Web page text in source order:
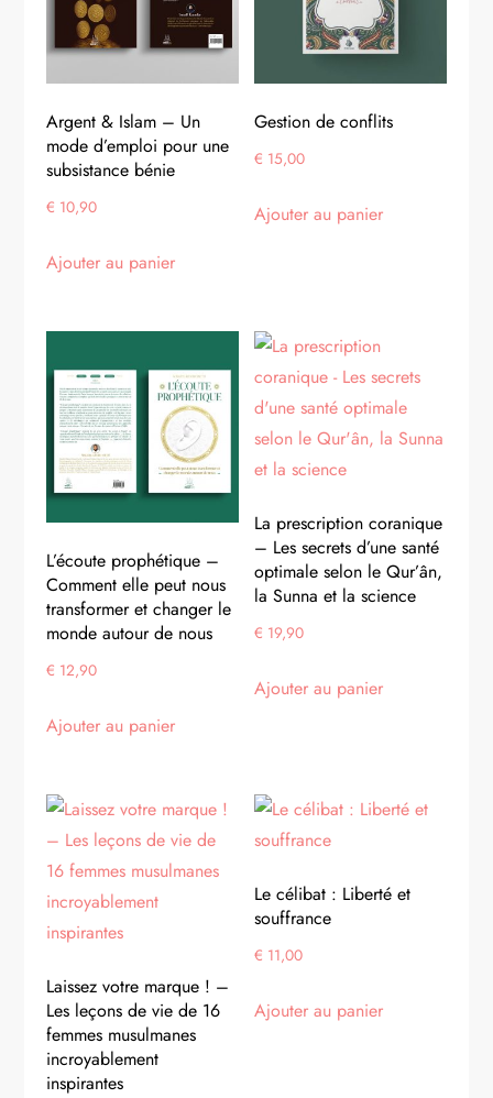
Argent & Islam – Un
mode d’emploi pour une
subsistance bénie
€ 10,90
Ajouter au panier
Gestion de conflits
€ 15,00
Ajouter au panier
L’écoute prophétique –
Comment elle peut nous
transformer et changer le
monde autour de nous
€ 12,90
Ajouter au panier
La prescription coranique
– Les secrets d’une santé
optimale selon le Qur’ân,
la Sunna et la science
€ 19,90
Ajouter au panier
Laissez votre marque ! –
Les leçons de vie de 16
femmes musulmanes
incroyablement
inspirantes
Le célibat : Liberté et
souffrance
€ 11,00
Ajouter au panier